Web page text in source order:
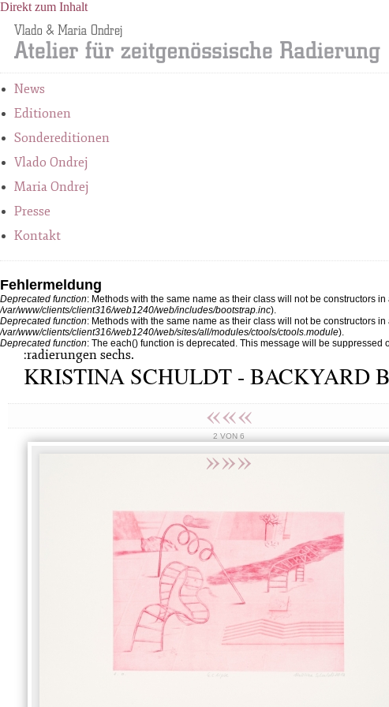
Direkt zum Inhalt
News
Editionen
Sondereditionen
Vlado Ondrej
Maria Ondrej
Presse
Kontakt
Fehlermeldung
Deprecated function: Methods with the same name as their class will not be constructors
/var/www/clients/client316/web1240/web/includes/bootstrap.inc).
Deprecated function: Methods with the same name as their class will not be constructors
/var/www/clients/client316/web1240/web/sites/all/modules/ctools/ctools.module).
Deprecated function: The each() function is deprecated. This message will be suppressed
:radierungen sechs.
KRISTINA SCHULDT - BACKYARD
«««
2 VON 6
»»»